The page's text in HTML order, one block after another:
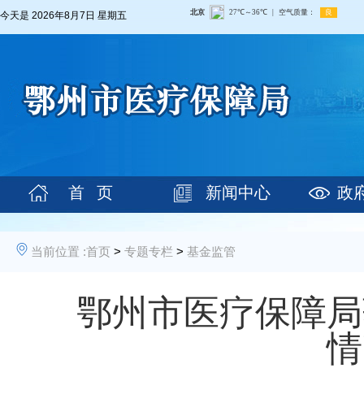
今天是 2026年8月7日 星期五
首 页 新闻中心 政
当前位置 :首页 > 专题专栏 > 基金监管
鄂州市医疗保障